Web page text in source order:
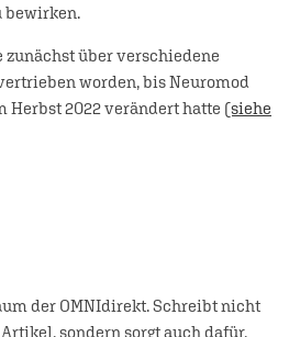
bewirken.
über verschiedene
worden, bis Neuromod
Herbst 2022 verändert hatte (siehe
der OMNIdirekt. Schreibt nicht
sondern sorgt auch dafür,